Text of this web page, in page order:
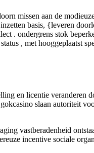
missen aan de
basis, {leveren
. ondergrens stok
, met hooggeplaatst
en licentie veranderen
slaan autoriteit
vastberadenheid
incentive sociale